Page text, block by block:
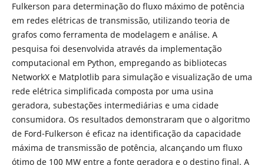
Fulkerson para determinação do fluxo máximo de potência
em redes elétricas de transmissão, utilizando teoria de
grafos como ferramenta de modelagem e análise. A
pesquisa foi desenvolvida através da implementação
computacional em Python, empregando as bibliotecas
NetworkX e Matplotlib para simulação e visualização de uma
rede elétrica simplificada composta por uma usina
geradora, subestações intermediárias e uma cidade
consumidora. Os resultados demonstraram que o algoritmo
de Ford-Fulkerson é eficaz na identificação da capacidade
máxima de transmissão de potência, alcançando um fluxo
ótimo de 100 MW entre a fonte geradora e o destino final. A